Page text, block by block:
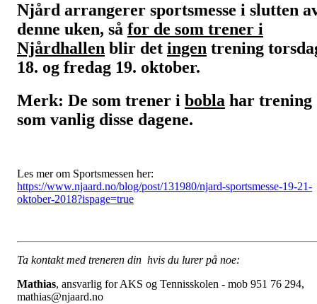
Njård arrangerer sportsmesse i slutten
denne uken, så for de som trener i
Njårdhallen blir det ingen trening
18. og fredag 19. oktober.
Merk: De som trener i bobla har trening
som vanlig disse dagene.
Les mer om Sportsmessen her:
https://www.njaard.no/blog/post/131980/njard-sportsmesse-19-21-
oktober-2018?ispage=true
Ta kontakt med treneren din hvis du lurer på noe:
Mathias, ansvarlig for AKS og Tennisskolen - mob 951 76 294,
mathias@njaard.no